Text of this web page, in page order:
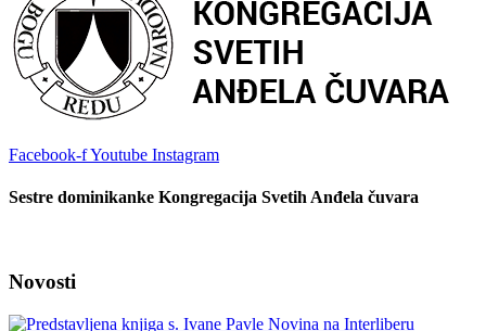
Facebook-fYoutube Instagram
Sestre dominikanke Kongregacija Svetih Anđela čuvara
Novosti